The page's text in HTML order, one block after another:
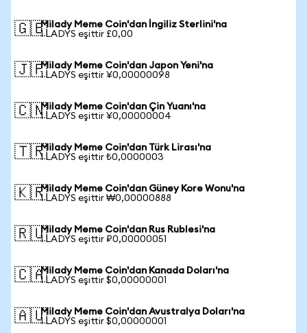
🇬🇧Milady Meme Coin'dan İngiliz Sterlini'na
1 LADYS eşittir £0,00
🇯🇵Milady Meme Coin'dan Japon Yeni'na
1 LADYS eşittir ¥0,00000098
🇨🇳Milady Meme Coin'dan Çin Yuanı'na
1 LADYS eşittir ¥0,00000004
🇹🇷Milady Meme Coin'dan Türk Lirası'na
1 LADYS eşittir ₺0,0000003
🇰🇷Milady Meme Coin'dan Güney Kore Wonu'na
1 LADYS eşittir ₩0,00000888
🇷🇺Milady Meme Coin'dan Rus Rublesi'na
1 LADYS eşittir ₽0,00000051
🇨🇦Milady Meme Coin'dan Kanada Doları'na
1 LADYS eşittir $0,00000001
🇦🇺Milady Meme Coin'dan Avustralya Doları'na
1 LADYS eşittir $0,00000001